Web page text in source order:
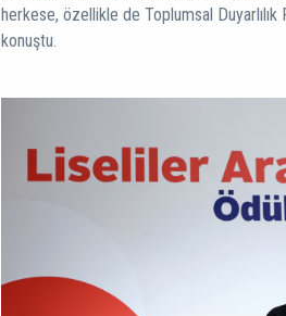
herkese, özellikle de Toplumsal
konuştu.